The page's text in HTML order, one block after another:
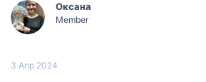
Оксана
Member
3 Апр 2024